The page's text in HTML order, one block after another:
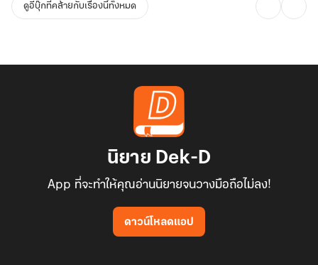
ดูอีบุ๊กที่คล้ายกับเรื่องนี้ทั้งหมด
นิยาย Dek-D
App ที่จะทำให้คุณอ่านนิยายจนวางมือถือไม่ลง!
ดาวน์โหลดแอป